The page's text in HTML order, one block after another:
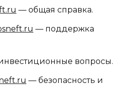
— общая справка.
— поддержка
вопросы.
— безопасность и